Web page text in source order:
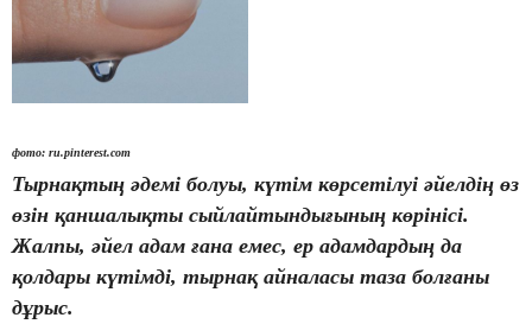
фото: ru.pinterest.com
Тырнақтың әдемі болуы, күтім көрсетілуі әйелдің өз
өзін қаншалықты сыйлайтындығының көрінісі.
Жалпы, әйел адам ғана емес, ер адамдардың да
қолдары күтімді, тырнақ айналасы таза болғаны
дұрыс.